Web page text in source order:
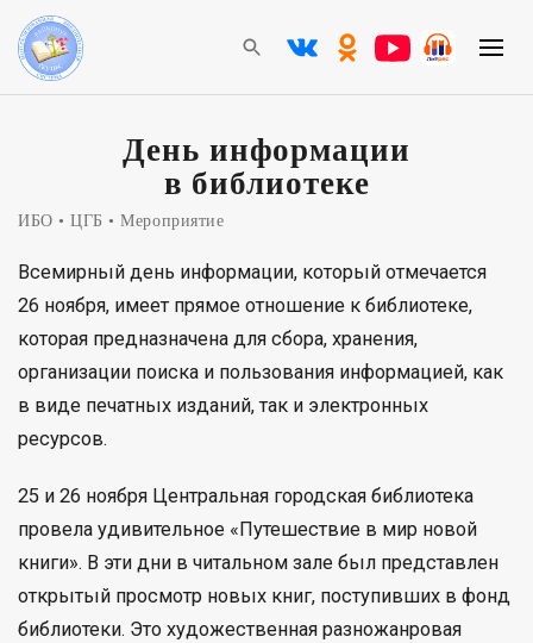
День информации
в библиотеке
ИБО ЦГБ Мероприятие
Всемирный день информации, который отмечается
26 ноября, имеет прямое отношение к библиотеке,
которая предназначена для сбора, хранения,
организации поиска и пользования информацией, как
в виде печатных изданий, так и электронных
ресурсов.
25 и 26 ноября Центральная городская библиотека
провела удивительное «Путешествие в мир новой
книги». В эти дни в читальном зале был представлен
открытый просмотр новых книг, поступивших в фонд
библиотеки. Это художественная разножанровая